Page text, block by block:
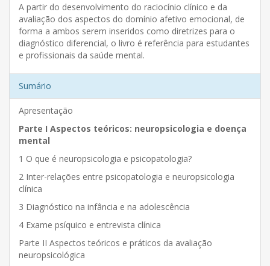
A partir do desenvolvimento do raciocínio clínico e da
avaliação dos aspectos do domínio afetivo emocional, de
forma a ambos serem inseridos como diretrizes para o
diagnóstico diferencial, o livro é referência para estudantes
e profissionais da saúde mental.
Sumário
Apresentação
Parte I Aspectos teóricos: neuropsicologia e doença
mental
1 O que é neuropsicologia e psicopatologia?
2 Inter-relações entre psicopatologia e neuropsicologia
clínica
3 Diagnóstico na infância e na adolescência
4 Exame psíquico e entrevista clínica
Parte II Aspectos teóricos e práticos da avaliação
neuropsicológica